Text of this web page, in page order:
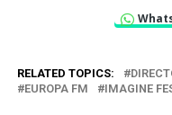
RELATED TOPICS:
EUROPA FM
IMAGINE